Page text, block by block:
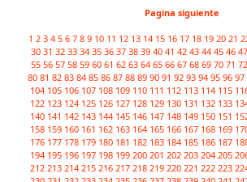
Pagina siguiente
1 2 3 4 5 6 7 8 9 10 11 12 13 14 15 16 17 18 19 20 21
30 31 32 33 34 35 36 37 38 39 40 41 42 43 44 45 46 47
55 56 57 58 59 60 61 62 63 64 65 66 67 68 69 70 71 72
80 81 82 83 84 85 86 87 88 89 90 91 92 93 94 95 96 97
104 105 106 107 108 109 110 111 112 113 114 115
122 123 124 125 126 127 128 129 130 131 132 133
140 141 142 143 144 145 146 147 148 149 150 151
158 159 160 161 162 163 164 165 166 167 168 169
176 177 178 179 180 181 182 183 184 185 186 187
194 195 196 197 198 199 200 201 202 203 204 205
212 213 214 215 216 217 218 219 220 221 222 223